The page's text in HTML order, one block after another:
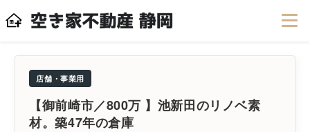
店舗・事業用
【御前崎市／800万 】池新田のリノベ素
材。築47年の倉庫